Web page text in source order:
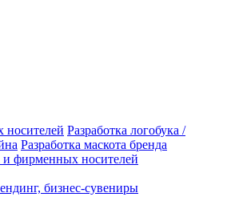
Разработка логобука /
Разработка маскота бренда
и фирменных носителей
бизнес-сувениры